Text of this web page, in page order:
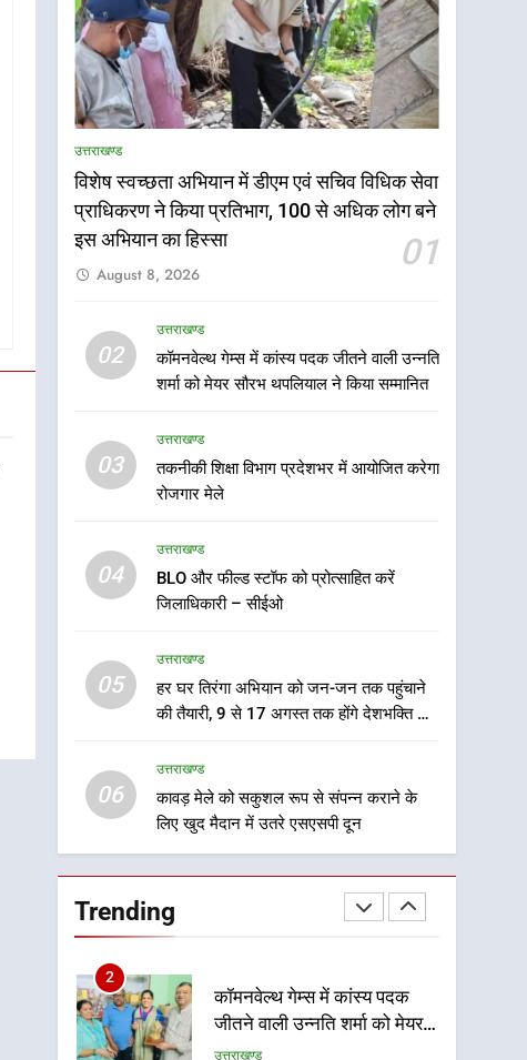
उत्तराखण्ड
विशेष स्वच्छता अभियान में डीएम एवं सचिव विधिक सेवा
प्राधिकरण ने किया प्रतिभाग, 100 से अधिक लोग बने
इस अभियान का हिस्सा
01
August 8, 2026
02
उत्तराखण्ड
कॉमनवेल्थ गेम्स में कांस्य पदक जीतने वाली उन्नति
शर्मा को मेयर सौरभ थपलियाल ने किया सम्मानित
03
उत्तराखण्ड
तकनीकी शिक्षा विभाग प्रदेशभर में आयोजित करेगा
रोजगार मेले
04
उत्तराखण्ड
BLO और फील्ड स्टॉफ को प्रोत्साहित करें
जिलाधिकारी – सीईओ
05
उत्तराखण्ड
हर घर तिरंगा अभियान को जन-जन तक पहुंचाने
की तैयारी, 9 से 17 अगस्त तक होंगे देशभक्ति के
06
उत्तराखण्ड
कावड़ मेले को सकुशल रूप से संपन्न कराने के
लिए खुद मैदान में उतरे एसएसपी दून
Trending
5
हर घर तिरंगा अभियान को जन-
जन तक पहुंचाने की तैयारी, 9 से
6
कावड़ मेले को सकुशल रूप से
7
मुख्यमंत्री ने तीलू रौतेली एवं
उत्तराखण्ड
ट्रॉफी का मंच, न्याय पंचायत से
राज्य स्तर तक होगा प्रतिभा का
प्रदर्शन
उत्तराखण्ड
1
विशेष स्वच्छता अभियान में डीएम
एवं सचिव विधिक सेवा प्राधिकरण
ने किया प्रतिभाग, 100 से अधिक
2
कॉमनवेल्थ गेम्स में कांस्य पदक
जीतने वाली उन्नति शर्मा को मेयर
सौरभ थपलियाल ने किया सम्मानित
उत्तराखण्ड